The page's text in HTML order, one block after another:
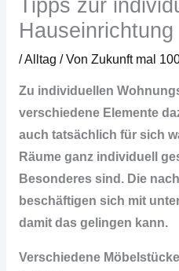
Hauseinrichtung
/Alltag / Von Zukunft mal
Zu individuellen
verschiedene Elemente
auch tatsächlich für sich
Räume ganz individuell
Besonderes sind. Die
beschäftigen sich mit
damit das gelingen kann.
Verschiedene